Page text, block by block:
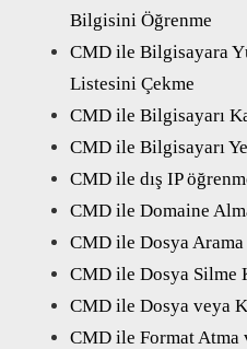
Bilgisini Öğrenme
CMD ile Bilgisayara
Listesini Çekme
CMD ile Bilgisayarı
CMD ile Bilgisayarı
CMD ile dış IP
CMD ile Domaine
CMD ile Dosya Arama
CMD ile Dosya Silme
CMD ile Dosya veya
CMD ile Format